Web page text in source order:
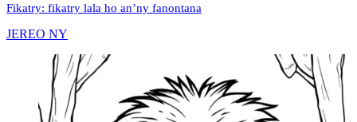
Fikatry: fikatry lala ho an’ny fanontana
JEREO NY